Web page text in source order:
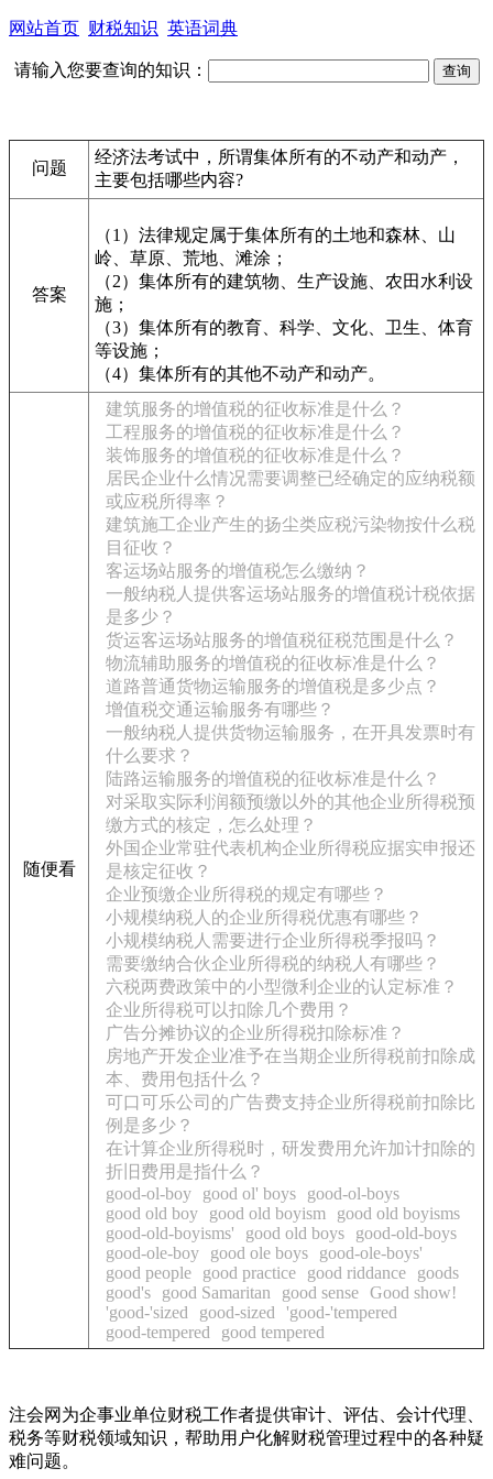
网站首页 财税知识 英语词典
请输入您要查询的知识：
问题
经济法考试中，所谓集体所有的不动产和动产，
主要包括哪些内容?
答案
（1）法律规定属于集体所有的土地和森林、山
岭、草原、荒地、滩涂；
（2）集体所有的建筑物、生产设施、农田水利设
施；
（3）集体所有的教育、科学、文化、卫生、体育
等设施；
（4）集体所有的其他不动产和动产。
随便看
建筑服务的增值税的征收标准是什么？
工程服务的增值税的征收标准是什么？
装饰服务的增值税的征收标准是什么？
居民企业什么情况需要调整已经确定的应纳税额
或应税所得率？
建筑施工企业产生的扬尘类应税污染物按什么税
目征收？
客运场站服务的增值税怎么缴纳？
一般纳税人提供客运场站服务的增值税计税依据
是多少？
货运客运场站服务的增值税征税范围是什么？
物流辅助服务的增值税的征收标准是什么？
道路普通货物运输服务的增值税是多少点？
增值税交通运输服务有哪些？
一般纳税人提供货物运输服务，在开具发票时有
什么要求？
陆路运输服务的增值税的征收标准是什么？
对采取实际利润额预缴以外的其他企业所得税预
缴方式的核定，怎么处理？
外国企业常驻代表机构企业所得税应据实申报还
是核定征收？
企业预缴企业所得税的规定有哪些？
小规模纳税人的企业所得税优惠有哪些？
小规模纳税人需要进行企业所得税季报吗？
需要缴纳合伙企业所得税的纳税人有哪些？
六税两费政策中的小型微利企业的认定标准？
企业所得税可以扣除几个费用？
广告分摊协议的企业所得税扣除标准？
房地产开发企业准予在当期企业所得税前扣除成
本、费用包括什么？
可口可乐公司的广告费支持企业所得税前扣除比
例是多少？
在计算企业所得税时，研发费用允许加计扣除的
折旧费用是指什么？
good-ol-boy
good ol' boys
good-ol-boys
good old boy
good old boyism
good old boyisms
good-old-boyisms'
good old boys
good-old-boys
good-ole-boy
good ole boys
good-ole-boys'
good people
good practice good riddance
goods
good's
good Samaritan good sense Good show!
'good-'sized
good-sized
'good-'tempered
good-tempered
good tempered
注会网为企事业单位财税工作者提供审计、评估、会计代理、
税务等财税领域知识，帮助用户化解财税管理过程中的各种疑
难问题。